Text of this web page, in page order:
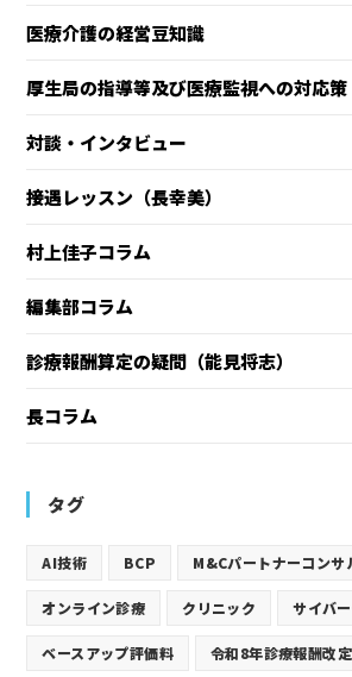
医療介護の経営豆知識
厚生局の指導等及び医療監視への対応策
対談・インタビュー
接遇レッスン（長幸美）
村上佳子コラム
編集部コラム
診療報酬算定の疑問（能見将志）
長コラム
タグ
AI技術 BCP M&Cパートナーコンサ
オンライン診療 クリニック サイバ
ベースアップ評価料 令和8年診療報酬改定